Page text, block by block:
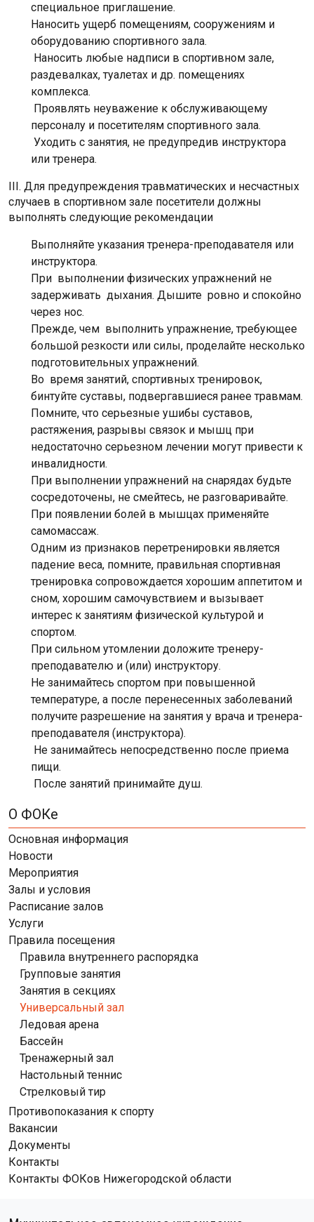
специальное приглашение.
Наносить ущерб помещениям, сооружениям и
оборудованию спортивного зала.
Наносить любые надписи в спортивном зале,
раздевалках, туалетах и др. помещениях
комплекса.
Проявлять неуважение к обслуживающему
персоналу и посетителям спортивного зала.
Уходить с занятия, не предупредив инструктора
или тренера.
III. Для предупреждения травматических и несчастных
случаев в спортивном зале посетители должны
выполнять следующие рекомендации
Выполняйте указания тренера-преподавателя или
инструктора.
При выполнении физических упражнений не
задерживать дыхания. Дышите ровно и спокойно
через нос.
Прежде, чем выполнить упражнение, требующее
большой резкости или силы, проделайте несколько
подготовительных упражнений.
Во время занятий, спортивных тренировок,
бинтуйте суставы, подвергавшиеся ранее травмам.
Помните, что серьезные ушибы суставов,
растяжения, разрывы связок и мышц при
недостаточно серьезном лечении могут привести к
инвалидности.
При выполнении упражнений на снарядах будьте
сосредоточены, не смейтесь, не разговаривайте.
При появлении болей в мышцах применяйте
самомассаж.
Одним из признаков перетренировки является
падение веса, помните, правильная спортивная
тренировка сопровождается хорошим аппетитом и
сном, хорошим самочувствием и вызывает
интерес к занятиям физической культурой и
спортом.
При сильном утомлении доложите тренеру-
преподавателю и (или) инструктору.
Не занимайтесь спортом при повышенной
температуре, а после перенесенных заболеваний
получите разрешение на занятия у врача и тренера-
преподавателя (инструктора).
Не занимайтесь непосредственно после приема
пищи.
После занятий принимайте душ.
О ФОКе
Основная информация
Новости
Мероприятия
Залы и условия
Расписание залов
Услуги
Правила посещения
Правила внутреннего распорядка
Групповые занятия
Занятия в секциях
Универсальный зал
Ледовая арена
Бассейн
Тренажерный зал
Настольный теннис
Стрелковый тир
Противопоказания к спорту
Вакансии
Документы
Контакты
Контакты ФОКов Нижегородской области